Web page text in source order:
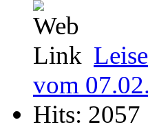
vom
Hits: 2057